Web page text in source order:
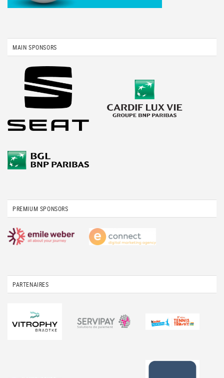
MAIN SPONSORS
PREMIUM SPONSORS
PARTENAIRES